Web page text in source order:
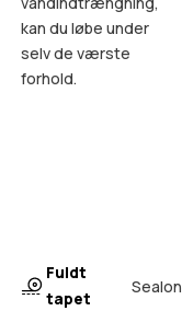
kan du løbe under
selv de værste
forhold.
Fuldt
tapet
Sealon